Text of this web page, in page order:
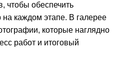
чтобы обеспечить
каждом этапе. В галерее
которые наглядно
работ и итоговый